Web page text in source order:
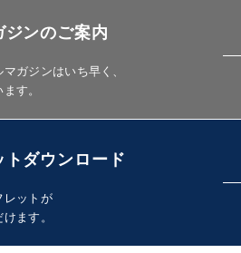
ジンのご案内
ガジンはいち早く、
す。
トダウンロード
レットが
ます。